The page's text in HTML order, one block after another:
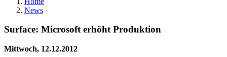
News
Surface: Microsoft erhöht Produktion
Mittwoch, 12.12.2012